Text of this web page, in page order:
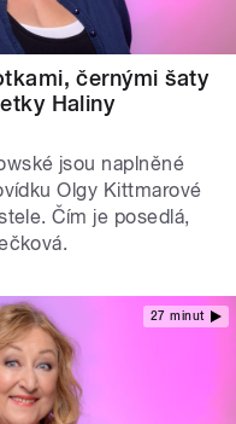
černými šaty
Haliny
jsou naplněné
Olgy Kittmarové
Čím je posedlá,
27 minut